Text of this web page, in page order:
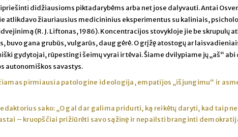
didžiausioms piktadarybėms arba net jose dalyvauti. Antai
atlikdavo žiauriausius medicininius eksperimentus su kaliniais,
(R. J. Liftonas, 1986). Koncentracijos stovykloje jie be skrupulų
buvo gana grubūs, vulgarūs, daug gėrė. O grįžę atostogų ar
gydytojai, rūpestingi šeimų vyrai ir tėvai. Šiame dvilypiame jų „aš“ abi
autonomiškos savastys.
pirmiausia patologine ideologija, empatijos „išjungimu“ ir
sako: „O gal dar galima pridurti, ką reikėtų daryti, kad taip
– kruopščiai prižiūrėti savo sąžinę ir nepailsti branginti